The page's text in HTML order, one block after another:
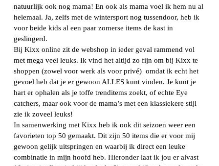
natuurlijk ook nog mama! En ook als mama voel ik hem nu al
helemaal. Ja, zelfs met de wintersport nog tussendoor, heb ik
voor beide kids al een paar zomerse items de kast in
geslingerd.
Bij Kixx online zit de webshop in ieder geval rammend vol
met mega veel leuks. Ik vind het altijd zo fijn om bij Kixx te
shoppen (zowel voor werk als voor privé) omdat ik echt het
gevoel heb dat je er gewoon ALLES kunt vinden. Je kunt je
hart er ophalen als je toffe trenditems zoekt, of echte Eye
catchers, maar ook voor de mama’s met een klassiekere stijl
zie ik zoveel leuks!
In samenwerking met Kixx heb ik ook dit seizoen weer een
favorieten top 50 gemaakt. Dit zijn 50 items die er voor mij
gewoon gelijk uitspringen en waarbij ik direct een leuke
combinatie in mijn hoofd heb. Hieronder laat ik jou er alvast